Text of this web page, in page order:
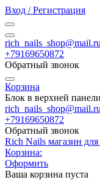
Вход / Регистрация
rich_nails_shop@mail.ru
+79169650872
Обратный звонок
Корзина
Блок в верхней панели
rich_nails_shop@mail.ru
+79169650872
Обратный звонок
Rich Nails магазин
Корзина:
Оформить
Ваша корзина пуста